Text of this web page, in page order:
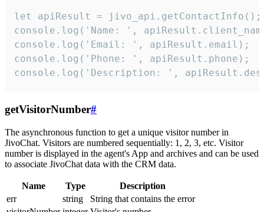
let apiResult = jivo_api.getContactInfo();
console.log('Name: ',
console.log('Email: ', apiResult.email);
console.log('Phone: ', apiResult.phone);
console.log('Description: ',
getVisitorNumber#
The asynchronous function to get a unique visitor number in
JivoChat. Visitors are numbered sequentially: 1, 2, 3, etc. Visitor
number is displayed in the agent's App and archives and can be used
to associate JivoChat data with the CRM data.
Name Type
Description
err
string
String that contains the error